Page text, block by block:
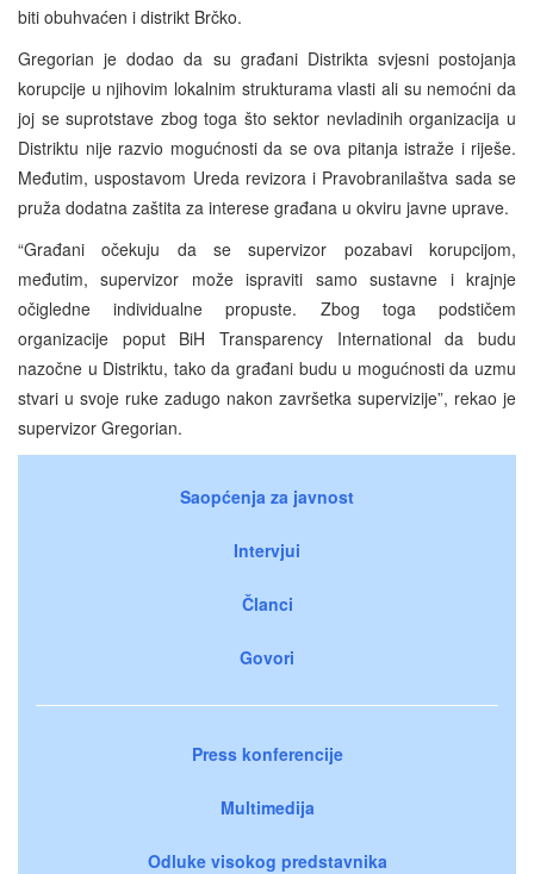
biti obuhvaćen i distrikt Brčko.
Gregorian je dodao da su građani Distrikta svjesni postojanja
korupcije u njihovim lokalnim strukturama vlasti ali su nemoćni da
joj se suprotstave zbog toga što sektor nevladinih organizacija u
Distriktu nije razvio mogućnosti da se ova pitanja istraže i riješe.
Međutim, uspostavom Ureda revizora i Pravobranilaštva sada se
pruža dodatna zaštita za interese građana u okviru javne uprave.
“Građani očekuju da se supervizor pozabavi korupcijom,
međutim, supervizor može ispraviti samo sustavne i krajnje
očigledne individualne propuste. Zbog toga podstičem
organizacije poput BiH Transparency International da budu
nazočne u Distriktu, tako da građani budu u mogućnosti da uzmu
stvari u svoje ruke zadugo nakon završetka supervizije”, rekao je
supervizor Gregorian.
Saopćenja za javnost
Intervjui
Članci
Govori
Press konferencije
Multimedija
Odluke visokog predstavnika